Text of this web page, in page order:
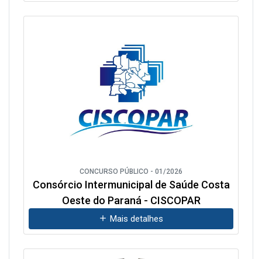
CONCURSO PÚBLICO - 01/2026
Consórcio Intermunicipal de Saúde Costa
Oeste do Paraná - CISCOPAR
Mais detalhes